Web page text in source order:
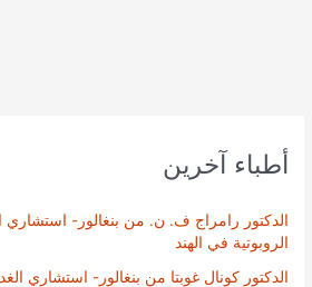
أطباء آخرين
الدكتور رامراج ف. ن. من بنغالور- استشاري
الروبوتية في الهند
الدكتور كونال غوبتا من بنغالور- استشاري